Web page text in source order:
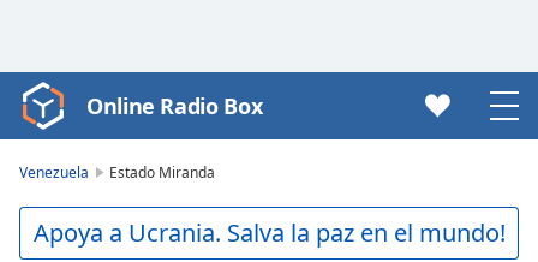
Video
Player
Play
Video
Online Radio Box
Venezuela Estado Miranda
Apoya a Ucrania. Salva la paz en el mundo!